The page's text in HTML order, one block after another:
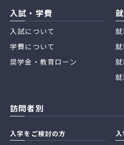
入試・学費
入試について
学費について
奨学金・教育ローン
訪問者別
入学をご検討の方